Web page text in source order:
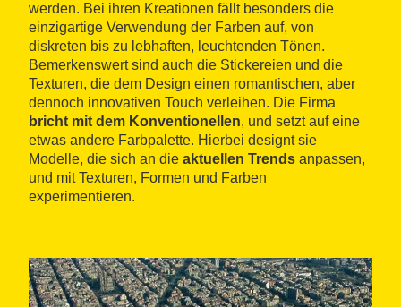
werden. Bei ihren Kreationen fällt besonders die
einzigartige Verwendung der Farben auf, von
diskreten bis zu lebhaften, leuchtenden Tönen.
Bemerkenswert sind auch die Stickereien und die
Texturen, die dem Design einen romantischen, aber
dennoch innovativen Touch verleihen. Die Firma
bricht mit dem Konventionellen, und setzt auf eine
etwas andere Farbpalette. Hierbei designt sie
Modelle, die sich an die aktuellen Trends anpassen,
und mit Texturen, Formen und Farben
experimentieren.